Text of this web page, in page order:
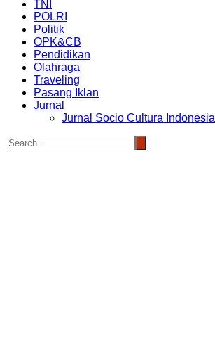
TNI
POLRI
Politik
OPK&CB
Pendidikan
Olahraga
Traveling
Pasang Iklan
Jurnal
Jurnal Socio Cultura Indonesia